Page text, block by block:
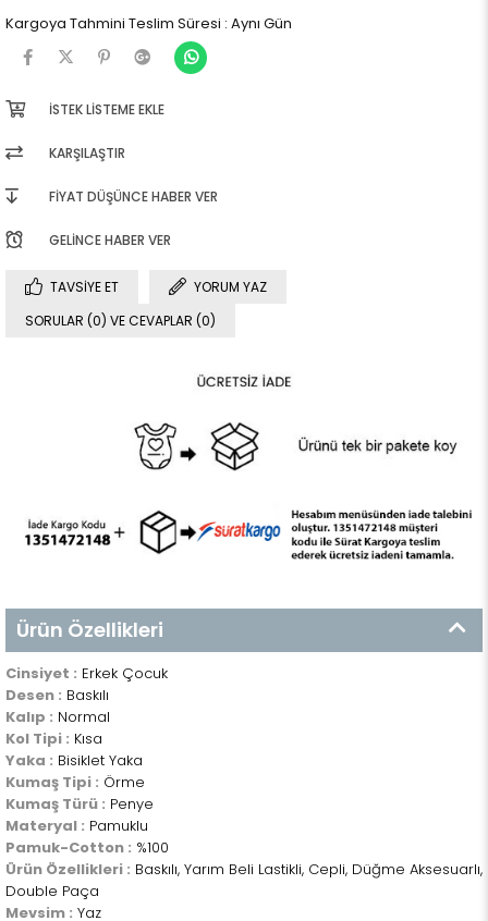
Kargoya Tahmini Teslim Süresi : Aynı Gün
İSTEK LISTEME EKLE
KARŞILAŞTIR
FIYAT DÜŞÜNCE HABER VER
GELINCE HABER VER
TAVSIYE ET
YORUM YAZ
SORULAR (0) VE CEVAPLAR (0)
Ürün Özellikleri
Cinsiyet : Erkek Çocuk
Desen : Baskılı
Kalıp : Normal
Kol Tipi : Kısa
Yaka : Bisiklet Yaka
Kumaş Tipi : Örme
Kumaş Türü : Penye
Materyal : Pamuklu
Pamuk-Cotton : %100
Ürün Özellikleri : Baskılı, Yarım Beli Lastikli, Cepli, Düğme Aksesuarlı,
Double Paça
Mevsim : Yaz